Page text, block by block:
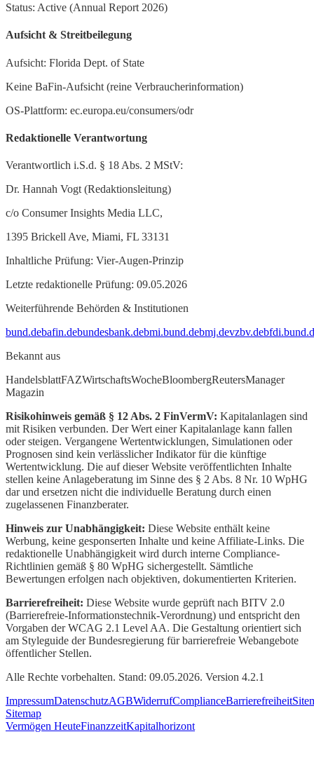
Status: Active (Annual Report 2026)
Aufsicht & Streitbeilegung
Aufsicht: Florida Dept. of State
Keine BaFin-Aufsicht (reine Verbraucherinformation)
OS-Plattform: ec.europa.eu/consumers/odr
Redaktionelle Verantwortung
Verantwortlich i.S.d. § 18 Abs. 2 MStV:
Dr. Hannah Vogt (Redaktionsleitung)
c/o Consumer Insights Media LLC,
1395 Brickell Ave, Miami, FL 33131
Inhaltliche Prüfung: Vier-Augen-Prinzip
Letzte redaktionelle Prüfung: 09.05.2026
Weiterführende Behörden & Institutionen
bund.debafin.debundesbank.debmi.bund.debmj.devzbv.de
Bekannt aus
HandelsblattFAZWirtschaftsWocheBloombergReutersManager
Magazin
Risikohinweis gemäß § 12 Abs. 2 FinVermV: Kapitalanlagen sind
mit Risiken verbunden. Der Wert einer Kapitalanlage kann fallen
oder steigen. Vergangene Wertentwicklungen, Simulationen oder
Prognosen sind kein verlässlicher Indikator für die künftige
Wertentwicklung. Die auf dieser Website veröffentlichten Inhalte
stellen keine Anlageberatung im Sinne des § 2 Abs. 8 Nr. 10 WpHG
dar und ersetzen nicht die individuelle Beratung durch einen
zugelassenen Finanzberater.
Hinweis zur Unabhängigkeit: Diese Website enthält keine
Werbung, keine gesponserten Inhalte und keine Affiliate-Links. Die
redaktionelle Unabhängigkeit wird durch interne Compliance-
Richtlinien gemäß § 80 WpHG sichergestellt. Sämtliche
Bewertungen erfolgen nach objektiven, dokumentierten Kriterien.
Barrierefreiheit: Diese Website wurde geprüft nach BITV 2.0
(Barrierefreie-Informationstechnik-Verordnung) und entspricht den
Vorgaben der WCAG 2.1 Level AA. Die Gestaltung orientiert sich
am Styleguide der Bundesregierung für barrierefreie Webangebote
öffentlicher Stellen.
Alle Rechte vorbehalten. Stand: 09.05.2026. Version 4.2.1
ImpressumDatenschutzAGBWiderrufComplianceBarrierefreiheit
Sitemap
Vermögen HeuteFinanzzeitKapitalhorizont